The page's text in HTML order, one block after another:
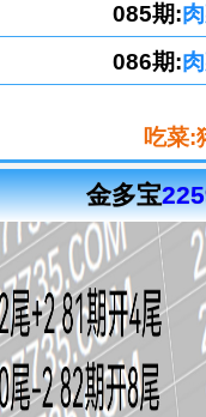
085期:
086期:
吃菜:
金多宝